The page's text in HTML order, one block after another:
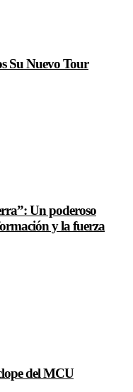
Su Nuevo Tour
Un poderoso
y la fuerza
del MCU